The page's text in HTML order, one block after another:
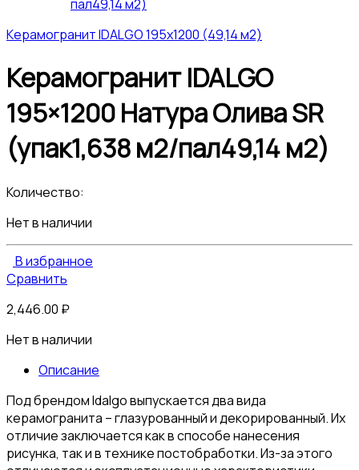
Керамогранит IDALGO 195x1200 (49,14 м2)
Керамогранит IDALGO
195×1200 Натура Олива SR
(упак1,638 м2/пал49,14 м2)
Количество:
Нет в наличии
В избранное
Сравнить
2,446.00 ₽
Нет в наличии
Описание
Под брендом Idalgo выпускается два вида
керамогранита – глазурованный и декорированный. Их
отличие заключается как в способе нанесения
рисунка, так и в технике постобработки. Из-за этого